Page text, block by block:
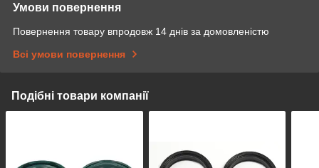
Умови повернення
Повернення товару впродовж 14 днів за домовленістю
Всі умови повернення
Подібні товари компанії